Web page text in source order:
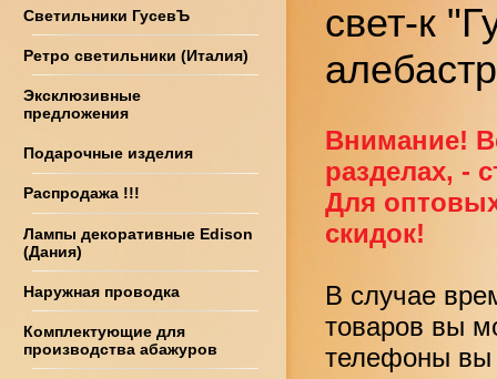
Светильники ГусевЪ
Ретро светильники (Италия)
Эксклюзивные
предложения
Подарочные изделия
Распродажа !!!
Лампы декоративные Edison
(Дания)
Наружная проводка
Комплектующие для
производства абажуров
свет-к
Внимание!
разделах, -
Для
скидок!
В случае
товаров вы
телефоны вы